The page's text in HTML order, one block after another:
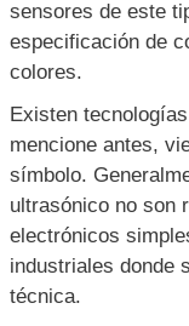
sensores de este
especificación de
colores.
Existen
mencione antes,
símbolo.
ultrasónico no son
electrónicos
industriales donde
técnica.